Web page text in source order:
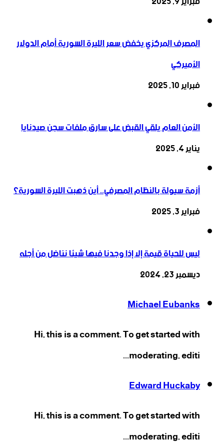
المصرف المركزي يخفض سعر الليرة السورية أمام الدولار
الأميركي
فبراير 10, 2025
الأمن العام يلقي القبض على سارق ملفات سجن صيدنايا
يناير 4, 2025
أزمة سيولة بالنظام المصرفي.. أين ذهبت الليرة السورية؟
فبراير 3, 2025
ليس للحياة قيمة إلا إذا وجدنا فيها شيئا نناضل من أجله
ديسمبر 23, 2024
Michael Eubanks
Hi, this is a comment. To get started with
moderating, editi...
Edward Huckaby
Hi, this is a comment. To get started with
moderating, editi...